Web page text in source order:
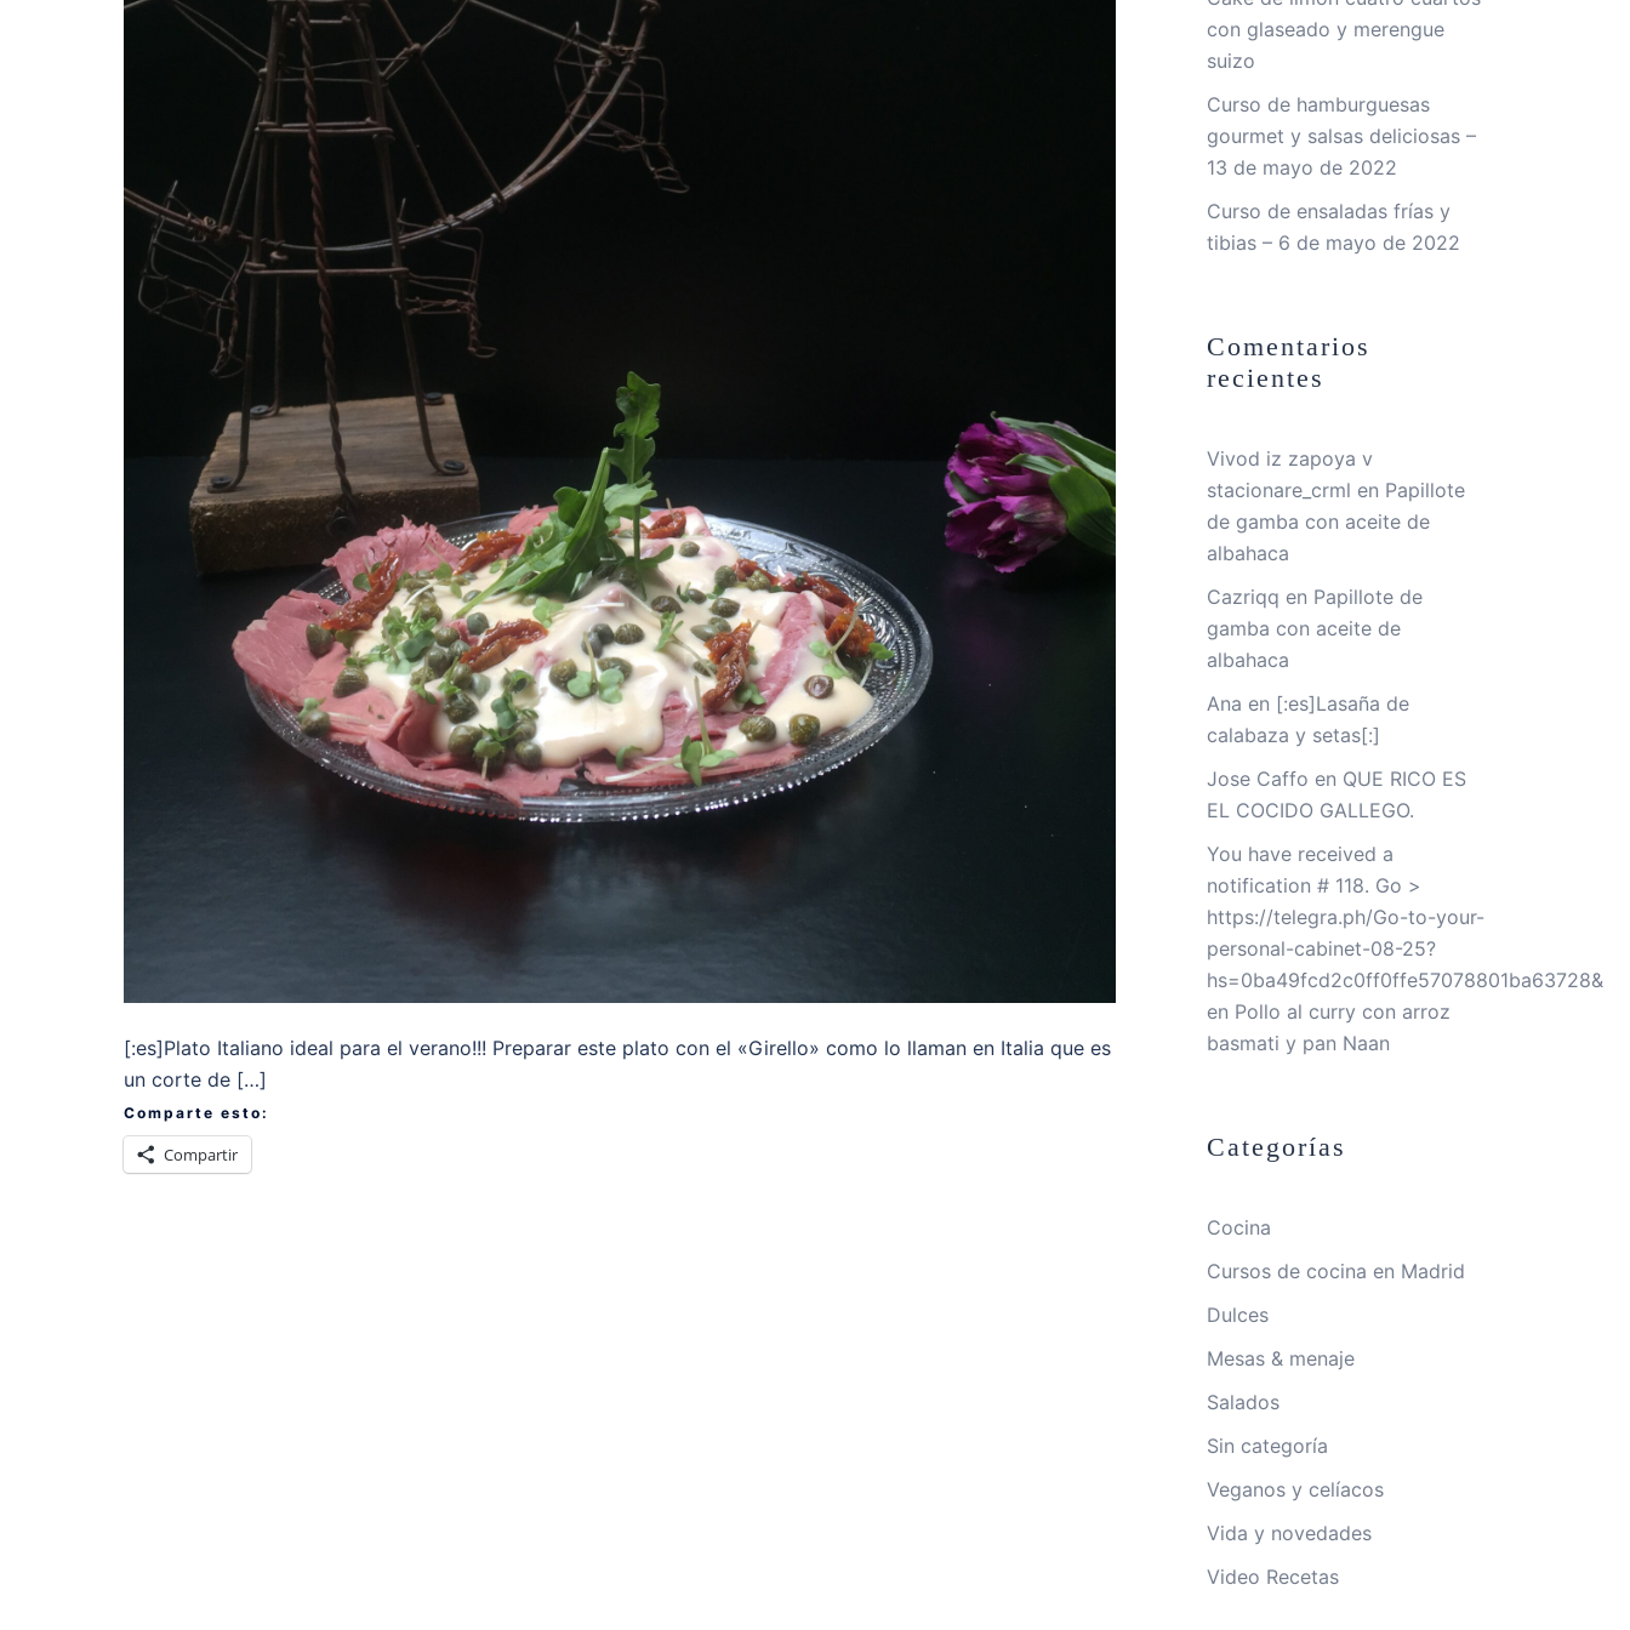
[:es]Plato Italiano ideal para el verano!!! Preparar este plato con el «Girello» como lo llaman en Italia que es
un corte de […]
Comparte esto:
Compartir
con glaseado y merengue
suizo
Curso de hamburguesas
gourmet y salsas deliciosas –
13 de mayo de 2022
Curso de ensaladas frías y
tibias – 6 de mayo de 2022
Comentarios
recientes
Vivod iz zapoya v
stacionare_crml en Papillote
de gamba con aceite de
albahaca
Cazriqq en Papillote de
gamba con aceite de
albahaca
Ana en [:es]Lasaña de
calabaza y setas[:]
Jose Caffo en QUE RICO ES
EL COCIDO GALLEGO.
You have received a
notification # 118. Go >
https://telegra.ph/Go-to-your-
personal-cabinet-08-25?
hs=0ba49fcd2c0ff0ffe57078801ba63728&
en Pollo al curry con arroz
basmati y pan Naan
Categorías
Cocina
Cursos de cocina en Madrid
Dulces
Mesas & menaje
Salados
Sin categoría
Veganos y celíacos
Vida y novedades
Video Recetas